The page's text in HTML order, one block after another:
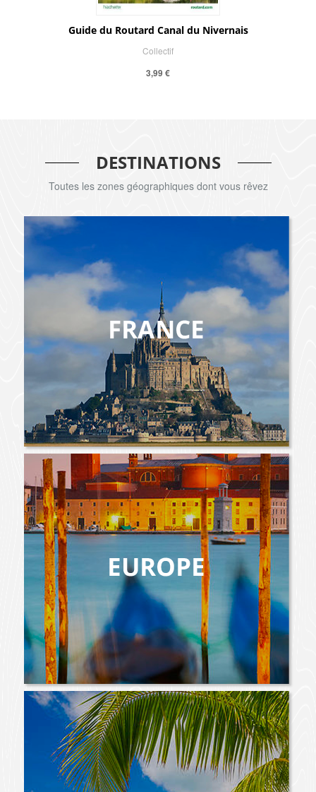
Guide du Routard Canal du Nivernais
Collectif
3,99 €
DESTINATIONS
Toutes les zones géographiques dont vous rêvez